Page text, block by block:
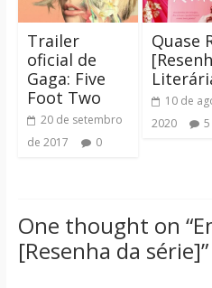
Trailer
oficial de
Gaga: Five
Foot Two
20 de setembro
de 2017
0
Quase
10 de
2020
5
One thought on “
[Resenha da série]”